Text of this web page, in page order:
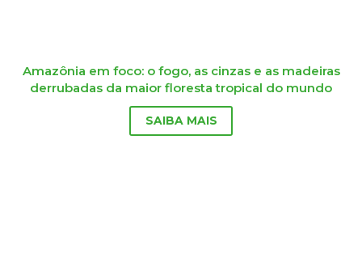
Amazônia em foco: o fogo, as cinzas e as madeiras
derrubadas da maior floresta tropical do mundo
SAIBA MAIS